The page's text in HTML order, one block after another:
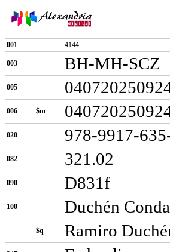
001 4144
003 BH-MH-SCZ
005
006 $m
020 978-9917-
082 321.02
090 D831f
100 Duchén
$q Ramiro